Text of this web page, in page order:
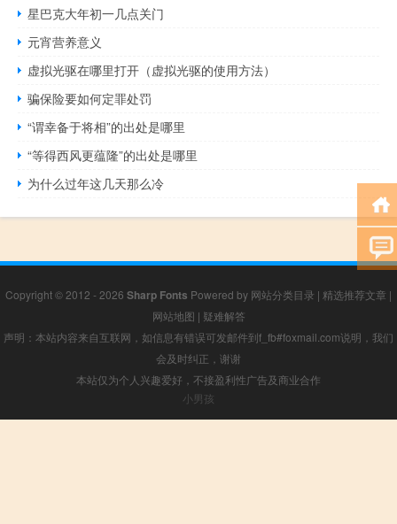
星巴克大年初一几点关门
元宵营养意义
虚拟光驱在哪里打开（虚拟光驱的使用方法）
骗保险要如何定罪处罚
“谓幸备于将相”的出处是哪里
“等得西风更蕴隆”的出处是哪里
为什么过年这几天那么冷
Copyright © 2012 - 2026 Sharp Fonts Powered by 网站分类目录 | 精选推荐文章 |
网站地图 | 疑难解答
声明：本站内容来自互联网，如信息有错误可发邮件到f_fb#foxmail.com说明，我们
会及时纠正，谢谢
本站仅为个人兴趣爱好，不接盈利性广告及商业合作
小男孩